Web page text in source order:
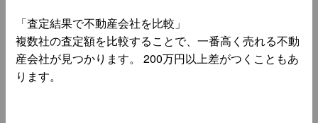
「査定結果で不動産会社を比較」
複数社の査定額を比較することで、一番高く売れる不動
産会社が見つかります。 200万円以上差がつくこともあ
ります。